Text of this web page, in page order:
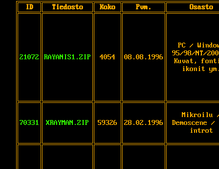
ID Tiedosto Koko Pvm. Osasto
21072 RAYANIS1.ZIP 4054 08.08.1996
PC /
95/98/NT/
Kuvat,
ikonit
70331 XRAYMAN.ZIP 59326 28.02.1996
Mikroilu
Demoscene /
introt